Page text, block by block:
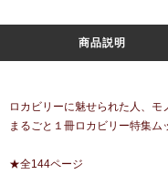
商品説明
ロカビリーに魅せられた人、
まるごと１冊ロカビリー特集ム
★全144ページ